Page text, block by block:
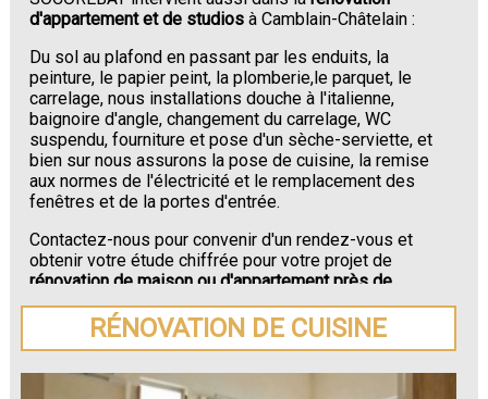
d'appartement et de studios à Camblain-Châtelain :
Du sol au plafond en passant par les enduits, la
peinture, le papier peint, la plomberie,le parquet, le
carrelage, nous installations douche à l'italienne,
baignoire d'angle, changement du carrelage, WC
suspendu, fourniture et pose d'un sèche-serviette, et
bien sur nous assurons la pose de cuisine, la remise
aux normes de l'électricité et le remplacement des
fenêtres et de la portes d'entrée.
Contactez-nous pour convenir d'un rendez-vous et
obtenir votre étude chiffrée pour votre projet de
rénovation de maison ou d'appartement près de
Camblain-Châtelain.
RÉNOVATION DE CUISINE